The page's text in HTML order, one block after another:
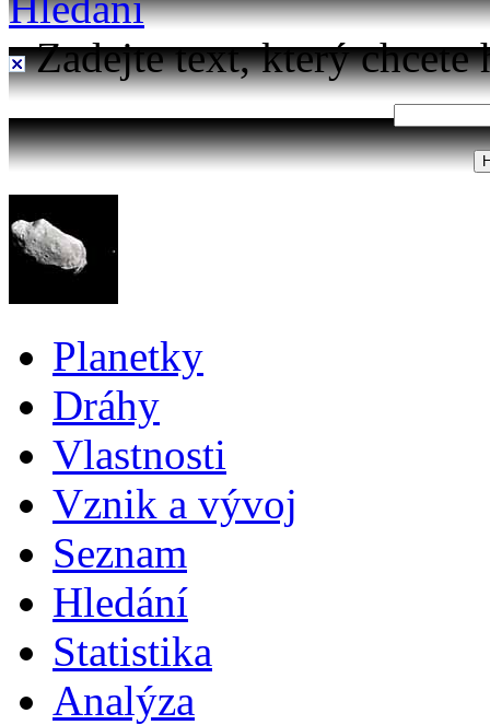
Zadejte text, který chcete
Planetky
Dráhy
Vlastnosti
Vznik a vývoj
Seznam
Hledání
Statistika
Analýza